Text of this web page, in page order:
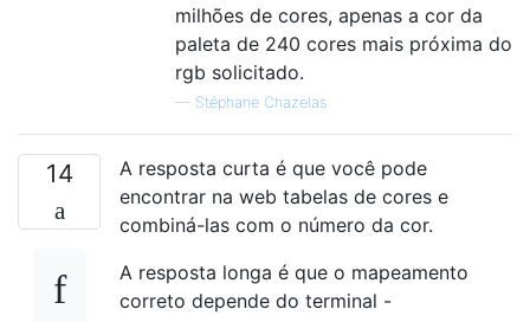
milhões de cores, apenas a cor da
paleta de 240 cores mais próxima do
rgb solicitado.
— Stéphane Chazelas
14
A resposta curta é que você pode
encontrar na web tabelas de cores e
combiná-las com o número da cor.
A resposta longa é que o mapeamento
correto depende do terminal -